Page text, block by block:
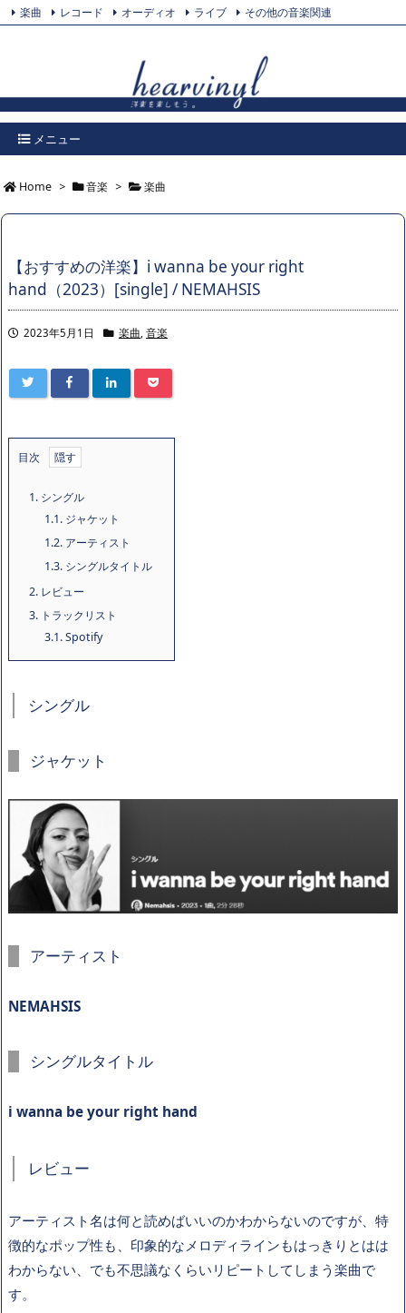
メニュー
楽曲 レコード オーディオ ライブ
その他の音楽関連
Home > 音楽 > 楽曲
【おすすめの洋楽】i wanna be your right
hand（2023）[single] / NEMAHSIS
2023年5月1日 楽曲, 音楽
目次
1. シングル
1.1. ジャケット
1.2. アーティスト
1.3. シングルタイトル
2. レビュー
3. トラックリスト
3.1.Spotify
シングル
ジャケット
アーティスト
NEMAHSIS
シングルタイトル
i wanna be your right hand
レビュー
アーティスト名は何と読めばいいのかわからないのですが、特
徴的なポップ性も、印象的なメロディラインもはっきりとはは
わからない、でも不思議なくらいリピートしてしまう楽曲で
す。